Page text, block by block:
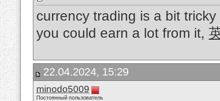
currency trading is a bit
you could earn a lot from it,
22.04.2024, 15:29
minodo5009
Постоянный пользователь